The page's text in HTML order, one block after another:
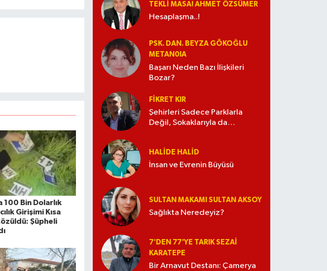
100 Bin Dolarlık
Girişimi Kısa
Şüpheli
TEKLI MASA! AHMET ÖZSÜMER
Hesaplaşma..!
PSK. DAN. BEYZA GÖKOĞLU
METAN0IA
Başarı Neden Bazı İlişkileri
Bozar?
FIKRET KIR
Şehirleri Sadece Parklarla
Değil, Sokaklarıyla da
HALIDE HALID
İnsan ve Evrenin Büyüsü
SULTAN MAKAMI SULTAN AKSOY
Sağlıkta Neredeyiz?
7'DEN 77'YE TARIK SEZAI
KARATEPE
Bir Arnavut Destanı: Çamerya